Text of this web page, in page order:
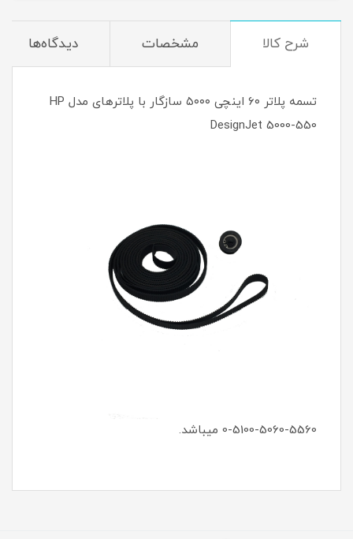
شرح کالا مشخصات دیدگاه‌ها
تسمه پلاتر ۶۰ اینچی ۵۰۰۰ سازگار با پلاترهای مدل HP
DesignJet 5000-550
0-5100-5060-5560 میباشد.